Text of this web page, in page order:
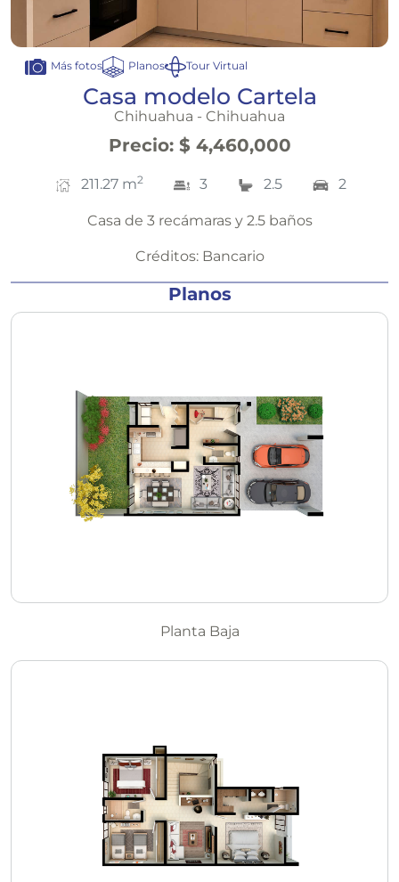
Más fotos Planos Tour Virtual
Casa modelo Cartela
Chihuahua - Chihuahua
Precio: $ 4,460,000
211.27 m2 3 2.5 2
Casa de 3 recámaras y 2.5 baños
Créditos: Bancario
Planos
Planta Baja